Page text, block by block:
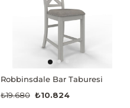
Robbinsdale Bar Taburesi
₺10.824
₺19.680